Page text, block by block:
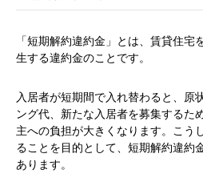
「短期解約違約金」とは、賃貸住宅
生する違約金のことです。
入居者が短期間で入れ替わると、原
ング代、新たな入居者を募集するた
主への負担が大きくなります。こう
ることを目的として、短期解約違約
あります。